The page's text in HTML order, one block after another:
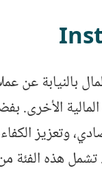
بالنيابة عن
الأخرى.
وتعزيز
هذه الفئة